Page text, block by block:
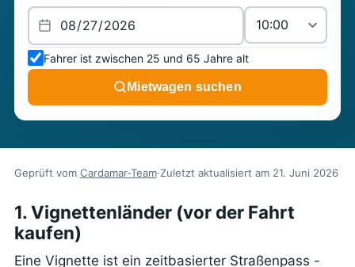
Fahrer ist zwischen 25 und 65 Jahre alt
Mietwagen suchen
Geprüft vom Cardamar-Team·Zuletzt aktualisiert am 21. Juni 2026
1. Vignettenländer (vor der Fahrt
kaufen)
Eine Vignette ist ein zeitbasierter Straßenpass -